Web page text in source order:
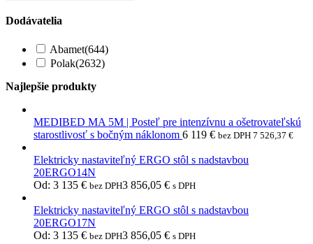
Dodávatelia
Abamet(644)
Polak(2632)
Najlepšie produkty
MEDIBED MA 5M | Posteľ pre intenzívnu a ošetrovateľskú
starostlivosť s bočným náklonom 6 119 € bez DPH 7 526,37 €
Elektricky nastaviteľný ERGO stôl s nadstavbou
20ERGO14N
Od: 3 135 € bez DPH3 856,05 € s DPH
Elektricky nastaviteľný ERGO stôl s nadstavbou
20ERGO17N
Od: 3 135 € bez DPH3 856,05 € s DPH